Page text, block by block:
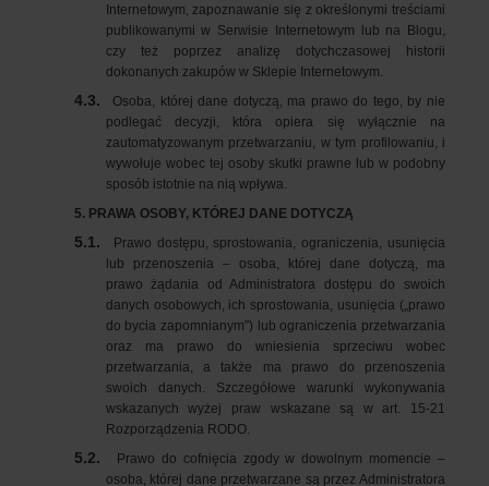
Internetowym, zapoznawanie się z określonymi treściami
publikowanymi w Serwisie Internetowym lub na Blogu,
czy też poprzez analizę dotychczasowej historii
dokonanych zakupów w Sklepie Internetowym.
4.3.
Osoba, której dane dotyczą, ma prawo do tego, by nie
podlegać decyzji, która opiera się wyłącznie na
zautomatyzowanym przetwarzaniu, w tym profilowaniu, i
wywołuje wobec tej osoby skutki prawne lub w podobny
sposób istotnie na nią wpływa.
5. PRAWA OSOBY, KTÓREJ DANE DOTYCZĄ
5.1.
Prawo dostępu, sprostowania, ograniczenia, usunięcia
lub przenoszenia – osoba, której dane dotyczą, ma
prawo żądania od Administratora dostępu do swoich
danych osobowych, ich sprostowania, usunięcia („prawo
do bycia zapomnianym”) lub ograniczenia przetwarzania
oraz ma prawo do wniesienia sprzeciwu wobec
przetwarzania, a także ma prawo do przenoszenia
swoich danych. Szczegółowe warunki wykonywania
wskazanych wyżej praw wskazane są w art. 15-21
Rozporządzenia RODO.
5.2.
Prawo do cofnięcia zgody w dowolnym momencie –
osoba, której dane przetwarzane są przez Administratora